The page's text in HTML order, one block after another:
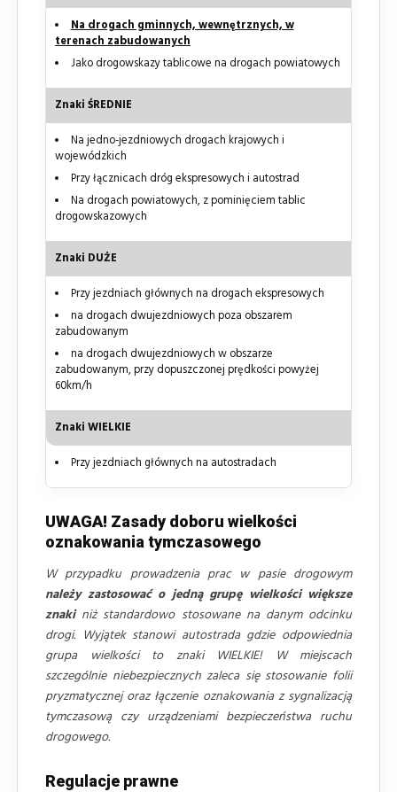
Na drogach gminnych, wewnętrznych, w
terenach zabudowanych
Jako drogowskazy tablicowe na drogach powiatowych
Znaki ŚREDNIE
Na jedno-jezdniowych drogach krajowych i
wojewódzkich
Przy łącznicach dróg ekspresowych i autostrad
Na drogach powiatowych, z pominięciem tablic
drogowskazowych
Znaki DUŻE
Przy jezdniach głównych na drogach ekspresowych
na drogach dwujezdniowych poza obszarem
zabudowanym
na drogach dwujezdniowych w obszarze
zabudowanym, przy dopuszczonej prędkości powyżej
60km/h
Znaki WIELKIE
Przy jezdniach głównych na autostradach
UWAGA! Zasady doboru wielkości
oznakowania tymczasowego
W przypadku prowadzenia prac w pasie drogowym
należy zastosować o jedną grupę wielkości większe
znakiniż standardowo stosowane na danym odcinku
drogi. Wyjątek stanowi autostrada gdzie odpowiednia
grupa wielkości to znaki WIELKIE! W miejscach
szczególnie niebezpiecznych zaleca się stosowanie folii
pryzmatycznej oraz łączenie oznakowania z sygnalizacją
tymczasową czy urządzeniami bezpieczeństwa ruchu
drogowego.
Regulacje prawne